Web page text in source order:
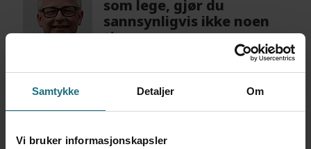
Samtykke Detaljer Om
Vi bruker informasjonskapsler
som lege, gjør du
sannsynligvis ikke noen
ting